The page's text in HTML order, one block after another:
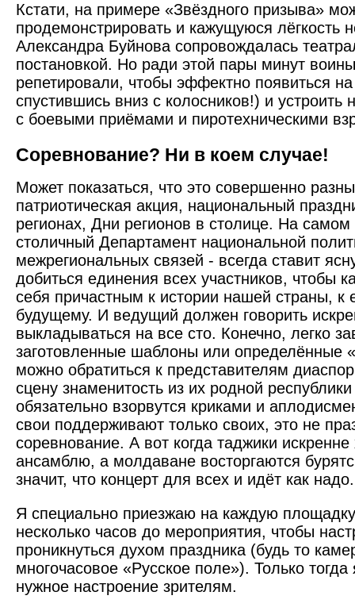
Кстати, на примере «Звёзд­ного призыва»
продемонстрировать и кажущуюся лёгкость
Александра Буйнова сопровождалась
постановкой. Но ради этой пары минут
репетировали, чтобы эффектно появиться
спустившись вниз с колосников!) и устроить
с боевыми приёмами и пиротехническими
Соревнование? Ни в коем случае!
Может показаться, что это совершенно
патриотическая акция, национальный
регионах, Дни регионов в столице. На самом
столичный Департамент национальной
межрегиональных связей - всегда ставит
добиться единения всех участников, чтобы
себя причастным к истории нашей страны, к
будущему. И ведущий должен говорить
выкладываться на все сто. Конечно, легко
заготовленные шаблоны или определённые
можно обратиться к представителям
сцену знаменитость из их родной
обязательно взорвутся криками и
свои поддерживают только своих, это не
соревнование. А вот когда таджики
ансамблю, а молдаване восторгаются
значит, что концерт для всех и идёт как надо.
Я специально приезжаю на каждую
несколько часов до мероприятия, чтобы
проникнуться духом праздника (будь то
многочасовое «Русское поле»). Только тогда
нужное настроение зрителям.